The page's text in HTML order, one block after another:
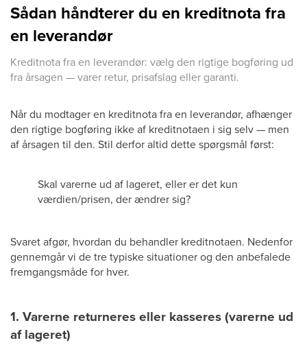
Sådan håndterer du en kreditnota fra
en leverandør
Kreditnota fra en leverandør: vælg den rigtige bogføring ud
fra årsagen — varer retur, prisafslag eller garanti.
Når du modtager en kreditnota fra en leverandør, afhænger
den rigtige bogføring ikke af kreditnotaen i sig selv — men
af årsagen til den. Stil derfor altid dette spørgsmål først:
Skal varerne ud af lageret, eller er det kun
værdien/prisen, der ændrer sig?
Svaret afgør, hvordan du behandler kreditnotaen. Nedenfor
gennemgår vi de tre typiske situationer og den anbefalede
fremgangsmåde for hver.
1. Varerne returneres eller kasseres (varerne ud
af lageret)